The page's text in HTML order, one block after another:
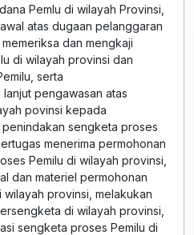
Pemlu di wilayah Provinsi,
atas dugaan pelanggaran
dan mengkaji
di wilayah provinsi dan
serta
pengawasan atas
povinsi kepada
penindakan sengketa proses
menerima permohonan
Pemilu di wilayah provinsi,
dan materiel permohonan
provinsi, melakukan
di wilayah provinsi,
sengketa proses Pemilu di